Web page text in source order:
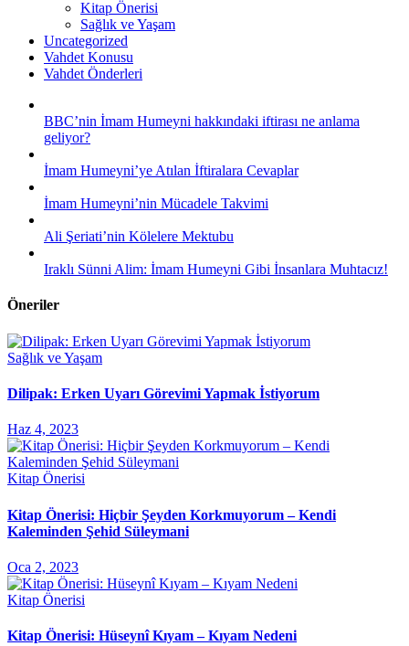
Kitap Önerisi
Sağlık ve Yaşam
Uncategorized
Vahdet Konusu
Vahdet Önderleri
BBC’nin İmam Humeyni hakkındaki iftirası ne anlama
geliyor?
İmam Humeyni’ye Atılan İftiralara Cevaplar
İmam Humeyni’nin Mücadele Takvimi
Ali Şeriati’nin Kölelere Mektubu
Iraklı Sünni Alim: İmam Humeyni Gibi İnsanlara Muhtacız!
Öneriler
Sağlık ve Yaşam
Dilipak: Erken Uyarı Görevimi Yapmak İstiyorum
Haz 4, 2023
Kitap Önerisi
Kitap Önerisi: Hiçbir Şeyden Korkmuyorum – Kendi
Kaleminden Şehid Süleymani
Oca 2, 2023
Kitap Önerisi
Kitap Önerisi: Hüseynî Kıyam – Kıyam Nedeni